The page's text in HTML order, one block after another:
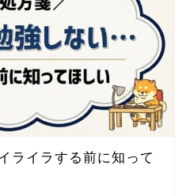
ライラする前に知って